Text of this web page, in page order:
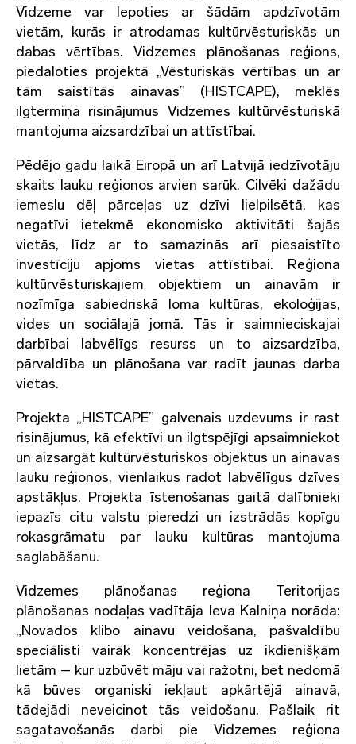
Vidzeme var lepoties ar šādām apdzīvotām
vietām, kurās ir atrodamas kultūrvēsturiskās un
dabas vērtības. Vidzemes plānošanas reģions,
piedaloties projektā „Vēsturiskās vērtības un ar
tām saistītās ainavas” (HISTCAPE), meklēs
ilgtermiņa risinājumus Vidzemes kultūrvēsturiskā
mantojuma aizsardzībai un attīstībai.
Pēdējo gadu laikā Eiropā un arī Latvijā iedzīvotāju
skaits lauku reģionos arvien sarūk. Cilvēki dažādu
iemeslu dēļ pārceļas uz dzīvi lielpilsētā, kas
negatīvi ietekmē ekonomisko aktivitāti šajās
vietās, līdz ar to samazinās arī piesaistīto
investīciju apjoms vietas attīstībai. Reģiona
kultūrvēsturiskajiem objektiem un ainavām ir
nozīmīga sabiedriskā loma kultūras, ekoloģijas,
vides un sociālajā jomā. Tās ir saimnieciskajai
darbībai labvēlīgs resurss un to aizsardzība,
pārvaldība un plānošana var radīt jaunas darba
vietas.
Projekta „HISTCAPE” galvenais uzdevums ir rast
risinājumus, kā efektīvi un ilgtspējīgi apsaimniekot
un aizsargāt kultūrvēsturiskos objektus un ainavas
lauku reģionos, vienlaikus radot labvēlīgus dzīves
apstākļus. Projekta īstenošanas gaitā dalībnieki
iepazīs citu valstu pieredzi un izstrādās kopīgu
rokasgrāmatu par lauku kultūras mantojuma
saglabāšanu.
Vidzemes plānošanas reģiona Teritorijas
plānošanas nodaļas vadītāja Ieva Kalniņa norāda:
„Novados klibo ainavu veidošana, pašvaldību
speciālisti vairāk koncentrējas uz ikdienišķām
lietām – kur uzbūvēt māju vai ražotni, bet nedomā
kā būves organiski iekļaut apkārtējā ainavā,
tādejādi neveicinot tās veidošanu. Pašlaik rit
sagatavošanās darbi pie Vidzemes reģiona